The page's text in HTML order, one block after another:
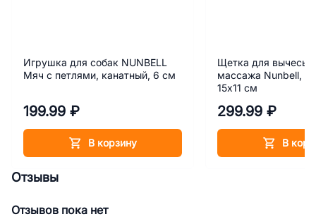
Игрушка для собак NUNBELL
Мяч с петлями, канатный, 6 см
199.99 ₽
В корзину
Щетка для
массажа Nunbell,
15х11 см
299.99 ₽
В
Отзывы
Отзывов пока нет